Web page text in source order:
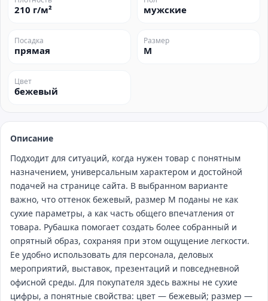
210 г/м² мужские
Посадка
прямая
Размер
M
Цвет
бежевый
Описание
Подходит для ситуаций, когда нужен товар с понятным
назначением, универсальным характером и достойной
подачей на странице сайта. В выбранном варианте
важно, что оттенок бежевый, размер M поданы не как
сухие параметры, а как часть общего впечатления от
товара. Рубашка помогает создать более собранный и
опрятный образ, сохраняя при этом ощущение легкости.
Ее удобно использовать для персонала, деловых
мероприятий, выставок, презентаций и повседневной
офисной среды. Для покупателя здесь важны не сухие
цифры, а понятные свойства: цвет — бежевый; размер —